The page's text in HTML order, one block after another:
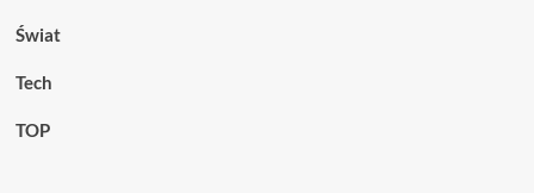
Świat
Tech
TOP